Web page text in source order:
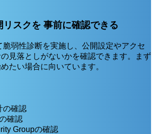
リスクを 事前に確認できる
脆弱性診断を実施し、公開設定やアクセ
見落としがないかを確認できます。まず
たい場合に向いています。
の確認
確認
Groupの確認